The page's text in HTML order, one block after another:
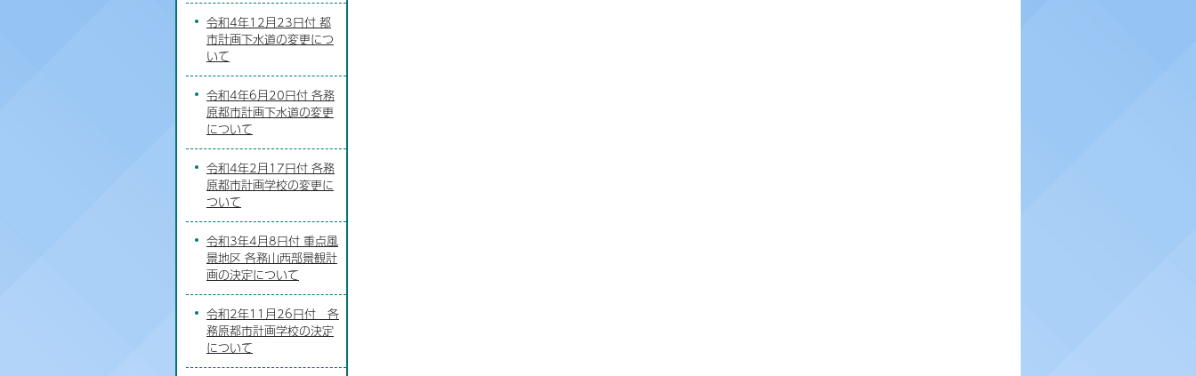
令和4年12月23日付 都
市計画下水道の変更につ
いて
令和4年6月20日付 各務
原都市計画下水道の変更
について
令和4年2月17日付 各務
原都市計画学校の変更に
ついて
令和3年4月8日付 重点風
景地区 各務山西部景観計
画の決定について
令和2年11月26日付 各
務原都市計画学校の決定
について